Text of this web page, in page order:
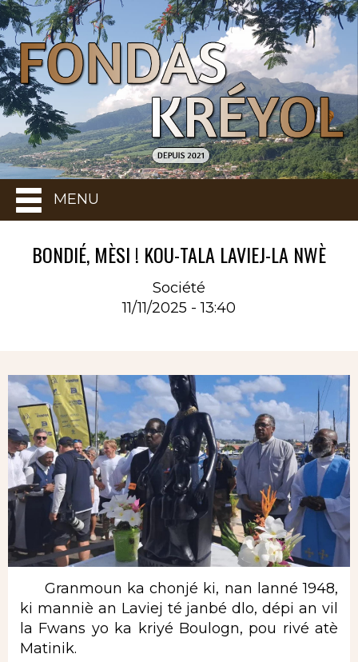
MENU
BONDIÉ, MÈSI ! KOU-TALA LAVIEJ-LA NWÈ
Société
11/11/2025 - 13:40
Granmoun ka chonjé ki, nan lanné 1948,
ki manniè an Laviej té janbé dlo, dépi an vil
la Fwans yo ka kriyé Boulogn, pou rivé atè
Matinik.